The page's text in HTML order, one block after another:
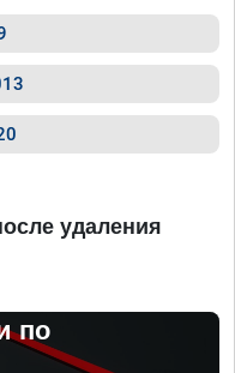
удаления
по